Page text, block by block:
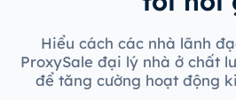
Hiểu cách các nhà lãnh
ProxySale đại lý nhà ở chất
để tăng cường hoạt động